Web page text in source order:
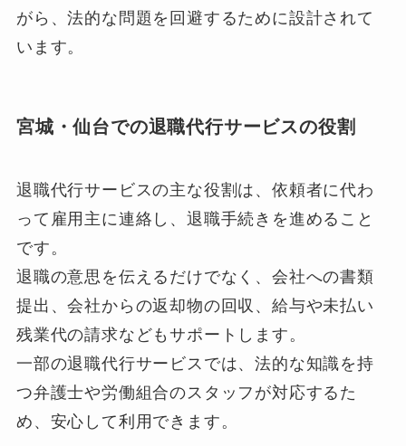
がら、法的な問題を回避するために設計されて
います。
宮城・仙台での退職代行サービスの役割
退職代行サービスの主な役割は、依頼者に代わ
って雇用主に連絡し、退職手続きを進めること
です。
退職の意思を伝えるだけでなく、会社への書類
提出、会社からの返却物の回収、給与や未払い
残業代の請求などもサポートします。
一部の退職代行サービスでは、法的な知識を持
つ弁護士や労働組合のスタッフが対応するた
め、安心して利用できます。